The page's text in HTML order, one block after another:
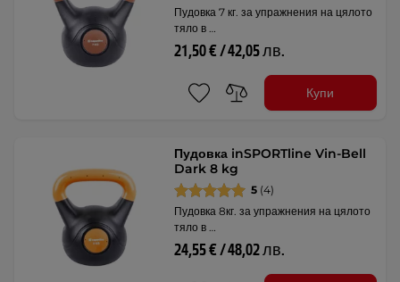
Пудовка 7 кг. за упражнения на цялото
тяло в …
21,50 € / 42,05 лв.
Купи
Пудовка inSPORTline Vin-Bell
Dark 8 kg
5 (4)
Пудовка 8кг. за упражнения на цялото
тяло в …
24,55 € / 48,02 лв.